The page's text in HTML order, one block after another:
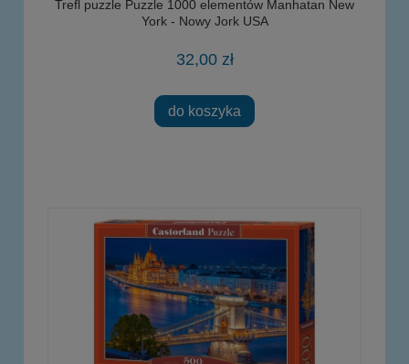
Trefl puzzle Puzzle 1000 elementów Manhatan New
York - Nowy Jork USA
32,00 zł
do koszyka